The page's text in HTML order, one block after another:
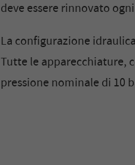
deve essere rinnovato
La configurazione
Tutte le apparecchiature,
pressione nominale di 10